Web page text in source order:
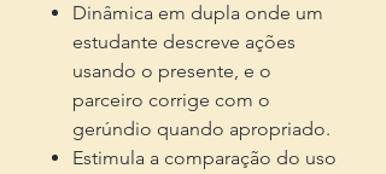
Dinâmica em dupla onde um
estudante descreve ações
usando o presente, e o
parceiro corrige com o
gerúndio quando apropriado.
Estimula a comparação do uso